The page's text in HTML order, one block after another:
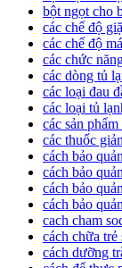
bột ngọt cho
các chế độ
các chế độ
các chức
các dòng tủ
các loại đau
các loại tủ
các sản
các thuốc
cách bảo
cách bảo
cách bảo
cách bảo
cach cham
cách chữa trẻ
cách dưỡng